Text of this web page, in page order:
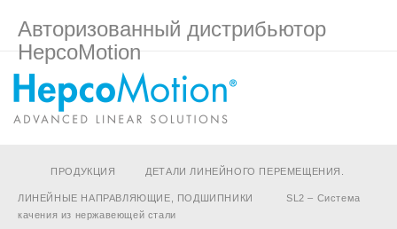
Авторизованный дистрибьютор
HepcoMotion
ПРОДУКЦИЯ ДЕТАЛИ ЛИНЕЙНОГО ПЕРЕМЕЩЕНИЯ.
ЛИНЕЙНЫЕ НАПРАВЛЯЮЩИЕ, ПОДШИПНИКИ
SL2 – Система
качения из нержавеющей стали